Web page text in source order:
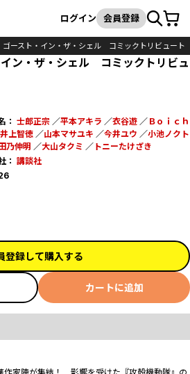
検索
ログイン 会員登録カート
ースト・イン・ザ・シェル コミックトリビュート
ン・ザ・シェル コミックトリビュ
： 士郎正宗／平本アキラ ／衣谷遊／Ｂｏｉｃｈ
井上智徳／山本マサユキ ／今井ユウ ／小池ノクト
乃伸明 ／大山タクミ ／トニーたけざき
： 講談社
登録して購入する
カートに追加